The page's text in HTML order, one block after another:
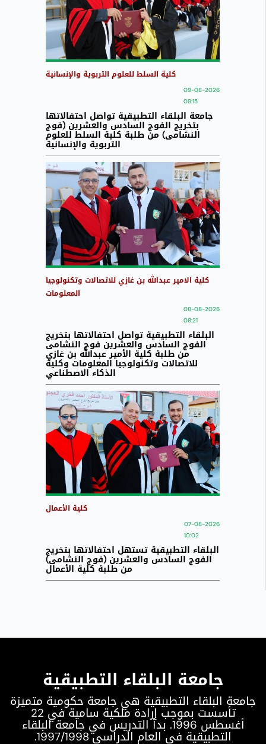
كلية السلط للعلوم التربوية والإنسانية
09-08-2026
09:15
جامعة البلقاء التطبيقية تواصل احتفالاتها
بتخريج الفوج السادس والعشرين (فوج
النشامى) من طلبة كلية السلط للعلوم
التربوية والإنسانية
كلية الامير عبدالله بن غازي للاتصالات وتكنولوجيا
المعلومات
08-08-2026
08:21
البلقاء التطبيقية تواصل احتفالاتها بتخريج
الفوج السادس والعشرين فوج النشامى
من طلبة كلية الأمير عبدالله بن غازي
للاتصالات وتكنولوجيا المعلومات وكلية
الذكاء الاصطناعي
كلية الأعمال
07-08-2026
10:02
البلقاء التطبيقية تستهل احتفالاتها بتخريج
الفوج السادس والعشرين (فوج النشامى)
من طلبة كلية الأعمال
جامعة البلقاء التطبيقية
جامعة البلقاء التطبيقية هي جامعة حكومية متميزة
تأسست بموجب إرادة ملكية سامية في 22
أغسطس 1996. بدأ التدريس في جامعة البلقاء
التطبيقية في العام الدراسي 1997/1998.